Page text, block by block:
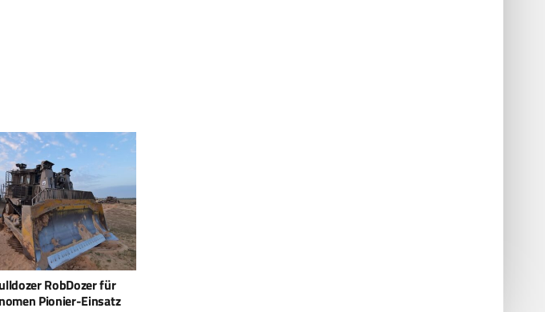
aus Plastik beim
Industry Day